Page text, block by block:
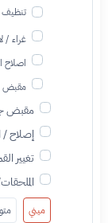
تنظيف
غراء /
اصلاح
مقبض
مقبض
إصلاح /
تغيير
ميني